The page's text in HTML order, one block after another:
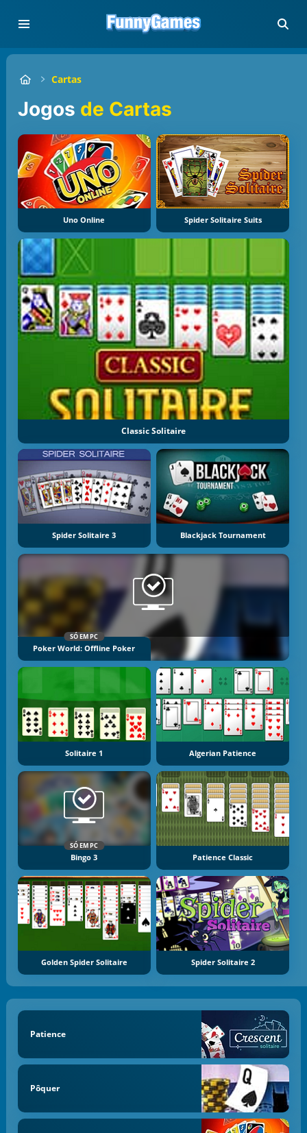
Cartas
Jogos de Cartas
Uno Online Spider Solitaire Suits
Classic Solitaire
Spider Solitaire 3 Blackjack Tournament
SÓ EM PC
Poker World: Offline Poker
Solitaire 1 Algerian Patience
SÓ EM PC
Bingo 3 Patience Classic
Golden Spider Solitaire Spider Solitaire 2
Patience
Pôquer